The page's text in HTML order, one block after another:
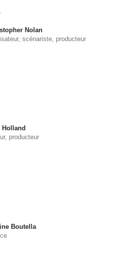
Nolan
scénariste, producteur
Holland
producteur
Boutella